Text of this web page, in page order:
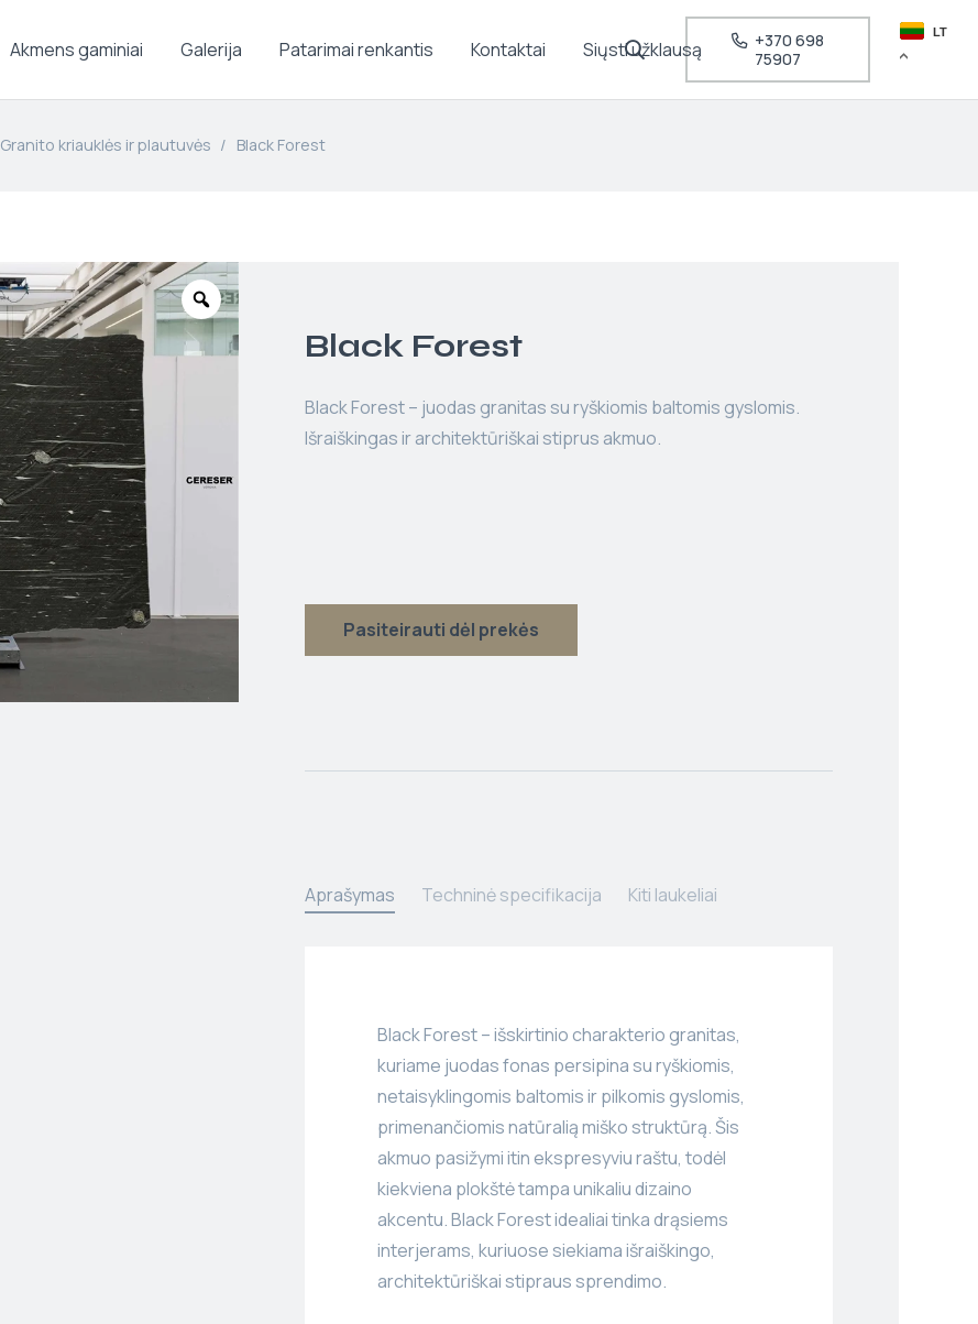
Akmens gaminiai Galerija Patarimai renkantis Kontaktai Siųsti užklausą
+370 698
75907
LT
Granito kriauklės ir plautuvės / Black Forest
Black Forest
Black Forest – juodas granitas su ryškiomis baltomis gyslomis.
Išraiškingas ir architektūriškai stiprus akmuo.
Pasiteirauti dėl prekės
Aprašymas Techninė specifikacija Kiti laukeliai
Black Forest – išskirtinio charakterio granitas,
kuriame juodas fonas persipina su ryškiomis,
netaisyklingomis baltomis ir pilkomis gyslomis,
primenančiomis natūralią miško struktūrą. Šis
akmuo pasižymi itin ekspresyviu raštu, todėl
kiekviena plokštė tampa unikaliu dizaino
akcentu. Black Forest idealiai tinka drąsiems
interjerams, kuriuose siekiama išraiškingo,
architektūriškai stipraus sprendimo.